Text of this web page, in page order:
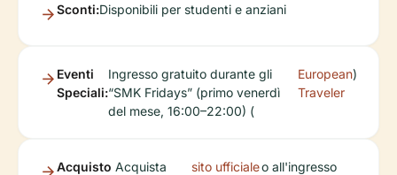
Sconti:Disponibili per studenti e anziani
Eventi
Speciali:
Ingresso gratuito durante gli
“SMK Fridays” (primo venerdì
del mese, 16:00–22:00) (
European
Traveler
)
Acquisto Acquista
sito ufficialeo all'ingresso